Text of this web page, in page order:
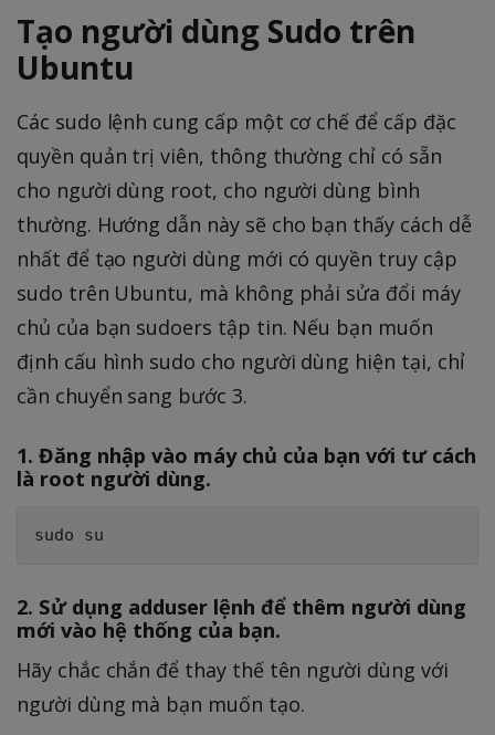
Tạo người dùng Sudo trên
Ubuntu
Các sudo lệnh cung cấp một cơ chế để cấp đặc
quyền quản trị viên, thông thường chỉ có sẵn
cho người dùng root, cho người dùng bình
thường. Hướng dẫn này sẽ cho bạn thấy cách dễ
nhất để tạo người dùng mới có quyền truy cập
sudo trên Ubuntu, mà không phải sửa đổi máy
chủ của bạn sudoers tập tin. Nếu bạn muốn
định cấu hình sudo cho người dùng hiện tại, chỉ
cần chuyển sang bước 3.
1. Đăng nhập vào máy chủ của bạn với tư cách
là root người dùng.
2. Sử dụng adduser lệnh để thêm người dùng
mới vào hệ thống của bạn.
Hãy chắc chắn để thay thế tên người dùng với
người dùng mà bạn muốn tạo.